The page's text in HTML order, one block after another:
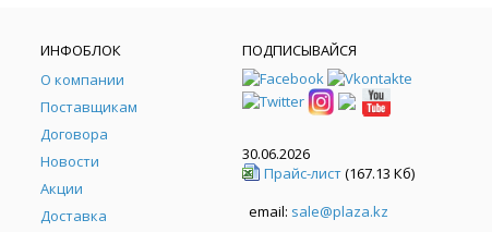
ИНФОБЛОК
О компании
Поставщикам
Договора
Новости
Акции
Доставка
ПОДПИСЫВАЙСЯ
30.06.2026
Прайс-лист(167.13 Кб)
email: sale@plaza.kz